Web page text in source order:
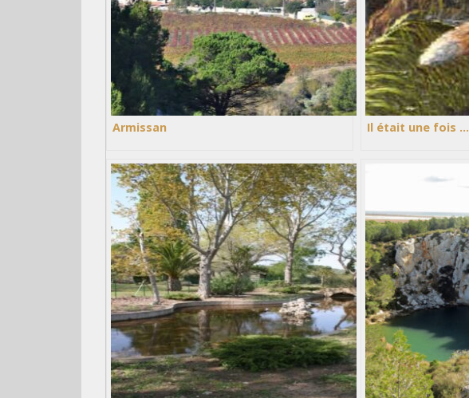
Armissan Il était une fois …